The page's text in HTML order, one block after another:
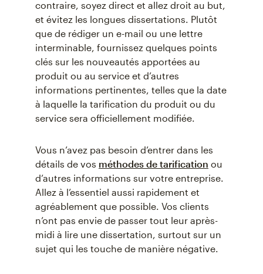
contraire, soyez direct et allez droit au but,
et évitez les longues dissertations. Plutôt
que de rédiger un e-mail ou une lettre
interminable, fournissez quelques points
clés sur les nouveautés apportées au
produit ou au service et d’autres
informations pertinentes, telles que la date
à laquelle la tarification du produit ou du
service sera officiellement modifiée.
Vous n’avez pas besoin d’entrer dans les
détails de vos méthodes de tarification ou
d’autres informations sur votre entreprise.
Allez à l’essentiel aussi rapidement et
agréablement que possible. Vos clients
n’ont pas envie de passer tout leur après-
midi à lire une dissertation, surtout sur un
sujet qui les touche de manière négative.